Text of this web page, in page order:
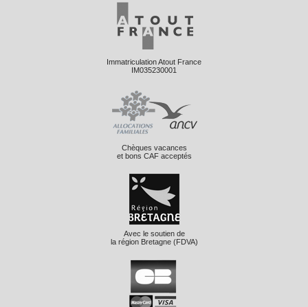
Immatriculation Atout France
IM035230001
Chèques vacances
et bons CAF acceptés
Avec le soutien de
la région Bretagne (FDVA)